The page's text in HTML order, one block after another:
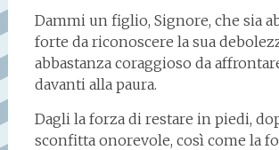
Dammi un figlio, Signore, che sia
forte da riconoscere la sua
abbastanza coraggioso da
davanti alla paura.
Dagli la forza di restare in piedi,
sconfitta onorevole, così come la